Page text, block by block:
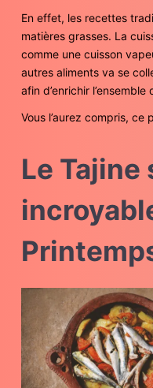
En effet, les recettes
matières grasses. La
comme une cuisson
autres aliments va se
afin d’enrichir
Vous l’aurez compris, ce
Le Tajine